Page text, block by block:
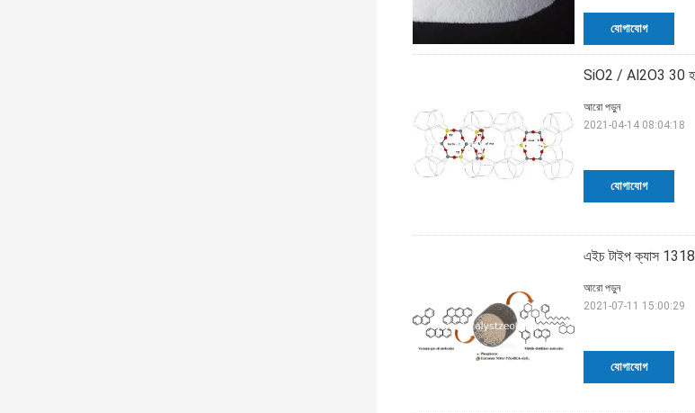
যোগাযোগ
SiO2 / Al2O3 30 হাই
যোগাযোগ
আরো পড়ুন
2021-04-14 08:04:18
এইচ টাইপ ক্যাস
যোগাযোগ
আরো পড়ুন
2021-07-11 15:00:29